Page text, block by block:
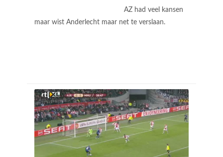
AZ had veel kansen
maar wist Anderlecht maar net te verslaan.